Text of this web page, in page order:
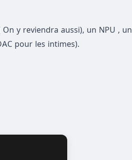
y reviendra aussi), un NPU , un
pour les intimes).